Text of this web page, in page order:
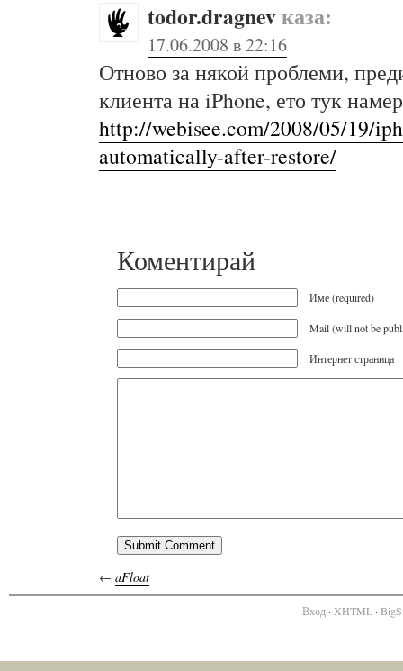
todor.dragnevказа:
17.06.2008 в 22:16
Отново за някой проблеми,
клиента на iPhone, ето тук
http://webisee.com/2008/05/19/
automatically-after-restore/
Коментирай
Име (required)
Mail (will not be
Интернет страница
← aFloat
Вход· XHTML·